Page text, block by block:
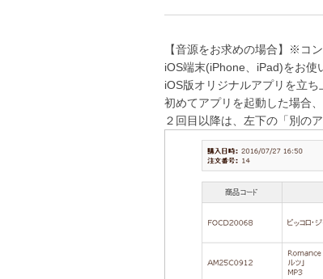
【音源をお求めの場合】※コ
iOS端末(iPhone、iPad)をお使
iOS版オリジナルアプリを立ち
初めてアプリを起動した場合
２回目以降は、左下の「別の